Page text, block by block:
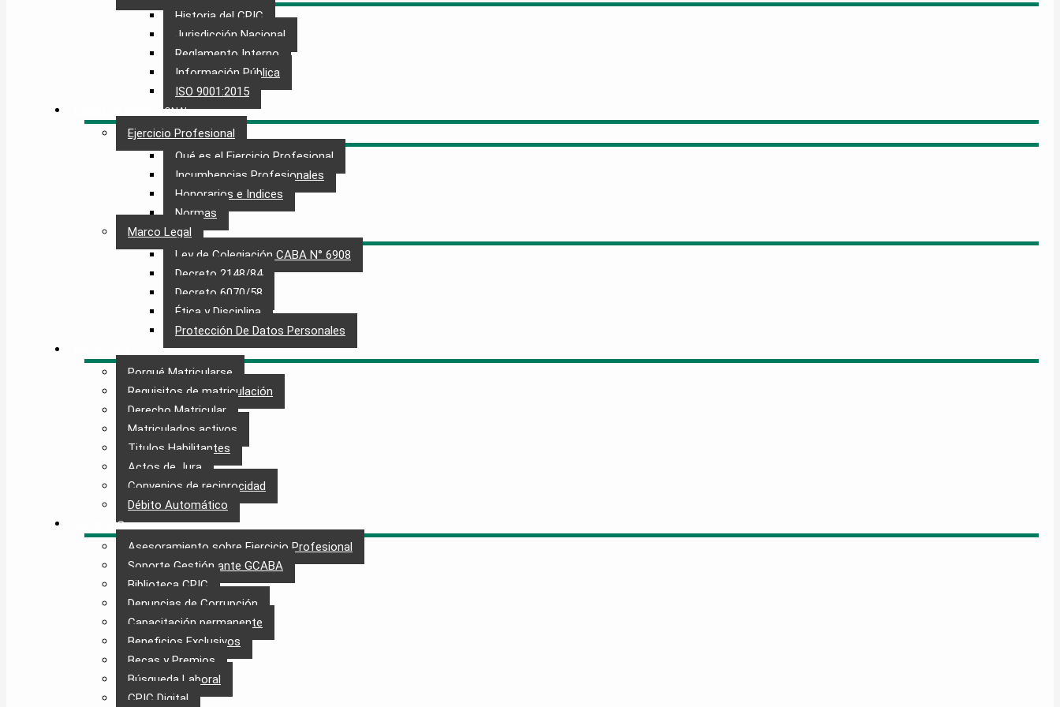
Historia del CPIC
Jurisdicción Nacional
Reglamento Interno
Información Pública
ISO 9001:2015
EJERCICIO PROFESIONAL
Ejercicio Profesional
Qué es el Ejercicio Profesional
Incumbencias Profesionales
Honorarios e Indices
Normas
Marco Legal
Ley de Colegiación CABA N° 6908
Decreto 2148/84
Decreto 6070/58
Ética y Disciplina
Protección De Datos Personales​
Porqué Matricularse
Requisitos de matriculación
Derecho Matricular
Matriculados activos
Titulos Habilitantes
Actos de Jura
Convenios de reciprocidad
Débito Automático
SERVICIOS
Asesoramiento sobre Ejercicio Profesional
Soporte Gestión ante GCABA
Biblioteca CPIC
Denuncias de Corrupción
Capacitación permanente
Beneficios Exclusivos
Becas y Premios
Búsqueda Laboral​
CPIC Digital